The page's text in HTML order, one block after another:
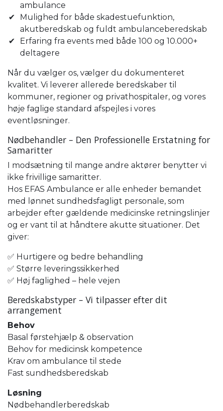
ambulance
Mulighed for både skadestuefunktion,
akutberedskab og fuldt ambulanceberedskab
Erfaring fra events med både 100 og 10.000+
deltagere
Når du vælger os, vælger du dokumenteret
kvalitet. Vi leverer allerede beredskaber til
kommuner, regioner og privathospitaler, og vores
høje faglige standard afspejles i vores
eventløsninger.
Nødbehandler – Den Professionelle Erstatning for
Samaritter
I modsætning til mange andre aktører benytter vi
ikke frivillige samaritter.
Hos EFAS Ambulance er alle enheder bemandet
med lønnet sundhedsfagligt personale, som
arbejder efter gældende medicinske retningslinjer
og er vant til at håndtere akutte situationer. Det
giver:
✅ Hurtigere og bedre behandling
✅ Større leveringssikkerhed
✅ Høj faglighed – hele vejen
Beredskabstyper – Vi tilpasser efter dit
arrangement
Behov
Basal førstehjælp & observation
Behov for medicinsk kompetence
Krav om ambulance til stede
Fast sundhedsberedskab
Løsning
Nødbehandlerberedskab